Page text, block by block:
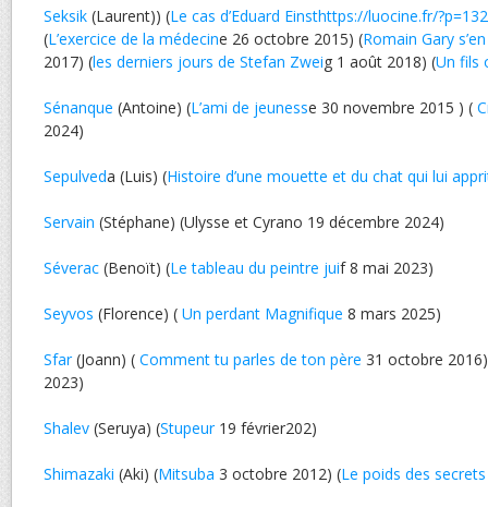
Seksik (Laurent)) (Le cas d’Eduard Einsthttps://luocine.fr/
(L’exercice de la médecine 26 octobre 2015) (Romain Gary
2017) (les derniers jours de Stefan Zweig 1 août 2018) (Un fils
Sénanque (Antoine) (L’ami de jeunesse 30 novembre 2015 ) (
2024)
Sepulveda (Luis) (Histoire d’une mouette et du chat qui lui
Servain (Stéphane) (Ulysse et Cyrano 19 décembre 2024)
Séverac (Benoït) (Le tableau du peintre juif 8 mai 2023)
Seyvos (Florence) ( Un perdant Magnifique 8 mars 2025)
Sfar(Joann) ( Comment tu parles de ton père 31 octobre
2023)
Shalev (Seruya) (Stupeur19 février202)
Shimazaki (Aki) (Mitsuba 3 octobre 2012) (Le poids des secrets